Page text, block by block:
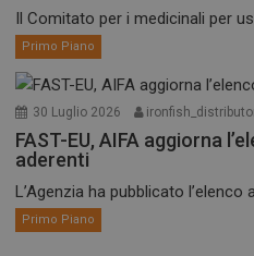
Il Comitato per i medicinali per
Primo Piano
30 Luglio 2026
FAST-EU, AIFA aggiorna
aderenti
L’Agenzia ha pubblicato l’elenco
Primo Piano